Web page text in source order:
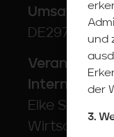
DE297776811
Elke Schorn
und
der
3.